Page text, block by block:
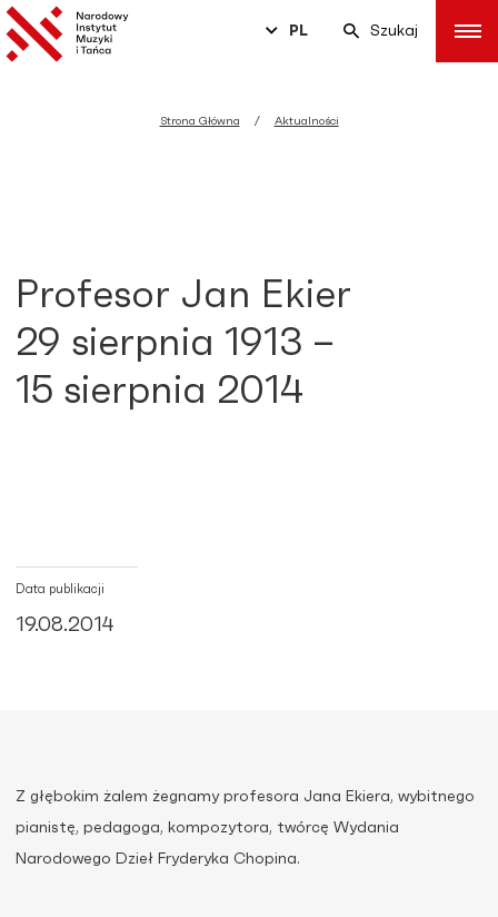
PL Szukaj
Strona Główna Aktualności
Profesor Jan Ekier
29 sierpnia 1913 –
15 sierpnia 2014
Data publikacji
19.08.2014
Z głębokim żalem żegnamy profesora Jana Ekiera, wybitnego
pianistę, pedagoga, kompozytora, twórcę Wydania
Narodowego Dzieł Fryderyka Chopina.